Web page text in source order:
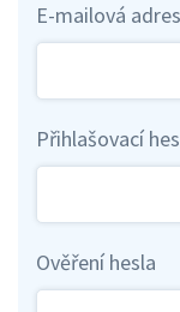
E-mailová
Přihlašovací
Ověření hesla